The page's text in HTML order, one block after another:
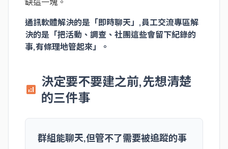
通訊軟體解決的是「即時聊天」,員工交流專區解
決的是「把活動、調查、社團這些會留下紀錄的
事,有條理地管起來」。
analytics 決定要不要建之前,先想清楚
的三件事
群組能聊天,但管不了需要被追蹤的事